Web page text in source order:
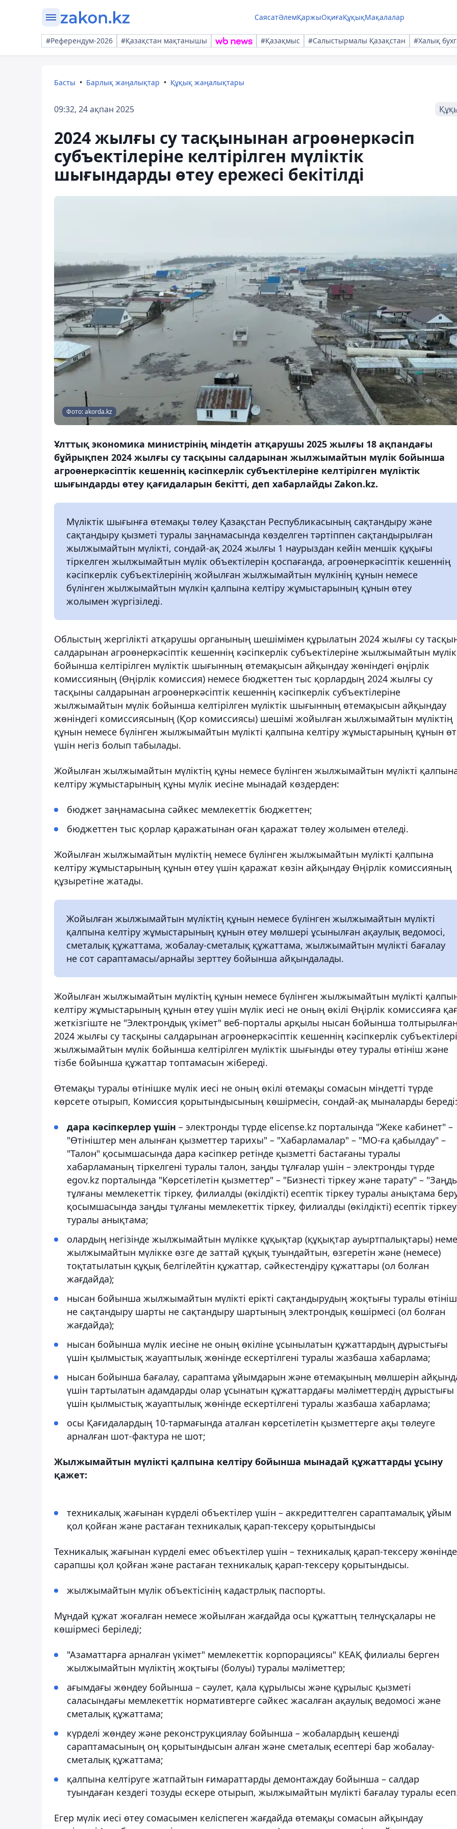
СаясатӘлемҚаржыОқиғаҚұқықМақалалар
#Референдум-2026 #Қазақстан мақтанышы #Қазақмыс #Салыстырмалы Қазақстан #Халық
Басты Барлық жаңалықтар Құқық жаңалықтары
09:32, 24 ақпан 2025
2024 жылғы су тасқынынан агроөнеркәсіп
субъектілеріне келтірілген мүліктік
шығындарды өтеу ережесі бекітілді
Фото: akorda.kz
Ұлттық экономика министрінің міндетін атқарушы 2025 жылғы 18 ақпандағы
бұйрықпен 2024 жылғы су тасқыны салдарынан жылжымайтын мүлік бойынша
агроөнеркәсіптік кешеннің кәсіпкерлік субъектілеріне келтірілген мүліктік
шығындарды өтеу қағидаларын бекітті, деп хабарлайды Zakon.kz.
Мүліктік шығынға өтемақы төлеу Қазақстан Республикасының сақтандыру және
сақтандыру қызметі туралы заңнамасында көзделген тәртіппен сақтандырылған
жылжымайтын мүлікті, сондай-ақ 2024 жылғы 1 наурыздан кейін меншік құқығы
тіркелген жылжымайтын мүлік объектілерін қоспағанда, агроөнеркәсіптік кешеннің
кәсіпкерлік субъектілерінің жойылған жылжымайтын мүлкінің құнын немесе
бүлінген жылжымайтын мүлкін қалпына келтіру жұмыстарының құнын өтеу
жолымен жүргізіледі.
Облыстың жергілікті атқарушы органының шешімімен құрылатын 2024 жылғы су
салдарынан агроөнеркәсіптік кешеннің кәсіпкерлік субъектілеріне жылжымайтын мүлік
бойынша келтірілген мүліктік шығынның өтемақысын айқындау жөніндегі өңірлік
комиссияның (Өңірлік комиссия) немесе бюджеттен тыс қорлардың 2024 жылғы су
тасқыны салдарынан агроөнеркәсіптік кешеннің кәсіпкерлік субъектілеріне
жылжымайтын мүлік бойынша келтірілген мүліктік шығынның өтемақысын айқындау
жөніндегі комиссиясының (Қор комиссиясы) шешімі жойылған жылжымайтын мүліктің
құнын немесе бүлінген жылжымайтын мүлікті қалпына келтіру жұмыстарының құнын
үшін негіз болып табылады.
Жойылған жылжымайтын мүліктің құны немесе бүлінген жылжымайтын мүлікті
келтіру жұмыстарының құны мүлік иесіне мынадай көздерден:
бюджет заңнамасына сәйкес мемлекеттік бюджеттен;
бюджеттен тыс қорлар қаражатынан оған қаражат төлеу жолымен өтеледі.
Жойылған жылжымайтын мүліктің немесе бүлінген жылжымайтын мүлікті қалпына
келтіру жұмыстарының құнын өтеу үшін қаражат көзін айқындау Өңірлік комиссияның
құзыретіне жатады.
Жойылған жылжымайтын мүліктің құнын немесе бүлінген жылжымайтын мүлікті
қалпына келтіру жұмыстарының құнын өтеу мөлшері ұсынылған ақаулық ведомосі,
сметалық құжаттама, жобалау-сметалық құжаттама, жылжымайтын мүлікті бағалау
не сот сараптамасы/арнайы зерттеу бойынша айқындалады.
Жойылған жылжымайтын мүліктің құнын немесе бүлінген жылжымайтын мүлікті
келтіру жұмыстарының құнын өтеу үшін мүлік иесі не оның өкілі Өңірлік комиссияға
жеткізгіште не "Электрондық үкімет" веб-порталы арқылы нысан бойынша
2024 жылғы су тасқыны салдарынан агроөнеркәсіптік кешеннің кәсіпкерлік
жылжымайтын мүлік бойынша келтірілген мүліктік шығынды өтеу туралы өтініш және
тізбе бойынша құжаттар топтамасын жібереді.
Өтемақы туралы өтінішке мүлік иесі не оның өкілі өтемақы сомасын міндетті түрде
көрсете отырып, Комиссия қорытындысының көшірмесін, сондай-ақ мыналарды береді:
дара кәсіпкерлер үшін – электронды түрде elicense.kz порталында "Жеке кабинет" –
"Өтініштер мен алынған қызметтер тарихы" – "Хабарламалар" – "МО-ға қабылдау" –
"Талон" қосымшасында дара кәсіпкер ретінде қызметті бастағаны туралы
хабарламаның тіркелгені туралы талон, заңды тұлғалар үшін – электронды түрде
egov.kz порталында "Көрсетілетін қызметтер" – "Бизнесті тіркеу және тарату" –
тұлғаны мемлекеттік тіркеу, филиалды (өкілдікті) есептік тіркеу туралы анықтама
қосымшасында заңды тұлғаны мемлекеттік тіркеу, филиалды (өкілдікті) есептік тіркеу
туралы анықтама;
олардың негізінде жылжымайтын мүлікке құқықтар (құқықтар ауыртпалықтары)
жылжымайтын мүлікке өзге де заттай құқық туындайтын, өзгеретін және (немесе)
тоқтатылатын құқық белгілейтін құжаттар, сәйкестендіру құжаттары (ол болған
жағдайда);
нысан бойынша жылжымайтын мүлікті ерікті сақтандырудың жоқтығы туралы өтініш
не сақтандыру шарты не сақтандыру шартының электрондық көшірмесі (ол болған
жағдайда);
нысан бойынша мүлік иесіне не оның өкіліне ұсынылатын құжаттардың дұрыстығы
үшін қылмыстық жауаптылық жөнінде ескертілгені туралы жазбаша хабарлама;
нысан бойынша бағалау, сараптама ұйымдарын және өтемақының мөлшерін
үшін тартылатын адамдарды олар ұсынатын құжаттардағы мәліметтердің дұрыстығы
үшін қылмыстық жауаптылық жөнінде ескертілгені туралы жазбаша хабарлама;
осы Қағидалардың 10-тармағында аталған көрсетілетін қызметтерге ақы төлеуге
арналған шот-фактура не шот;
Жылжымайтын мүлікті қалпына келтіру бойынша мынадай құжаттарды ұсыну
қажет:
техникалық жағынан күрделі объектілер үшін – аккредиттелген сараптамалық ұйым
қол қойған және растаған техникалық қарап-тексеру қорытындысы
Техникалық жағынан күрделі емес объектілер үшін – техникалық қарап-тексеру
сарапшы қол қойған және растаған техникалық қарап-тексеру қорытындысы.
жылжымайтын мүлік объектісінің кадастрлық паспорты.
Мұндай құжат жоғалған немесе жойылған жағдайда осы құжаттың телнұсқалары не
көшiрмесi берiледi;
"Азаматтарға арналған үкімет" мемлекеттік корпорациясы" КЕАҚ филиалы берген
жылжымайтын мүліктің жоқтығы (болуы) туралы мәліметтер;
ағымдағы жөндеу бойынша – сәулет, қала құрылысы және құрылыс қызметі
саласындағы мемлекеттік нормативтерге сәйкес жасалған ақаулық ведомосі және
сметалық құжаттама;
күрделі жөндеу және реконструкциялау бойынша – жобалардың кешенді
сараптамасының оң қорытындысын алған және сметалық есептері бар жобалау-
сметалық құжаттама;
қалпына келтіруге жатпайтын ғимараттарды демонтаждау бойынша – салдар
туындаған кездегі тозуды ескере отырып, жылжымайтын мүлікті бағалау туралы
Егер мүлік иесі өтеу сомасымен келіспеген жағдайда өтемақы сомасын айқындау